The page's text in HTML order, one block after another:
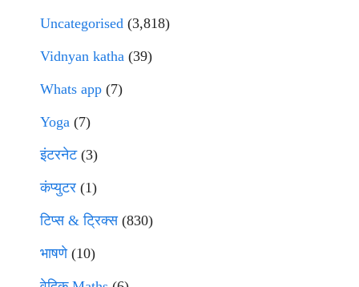
Uncategorised (3,818)
Vidnyan katha (39)
Whats app (7)
Yoga (7)
इंटरनेट(3)
कंप्युटर (1)
टिप्स & ट्रिक्स(830)
भाषणे(10)